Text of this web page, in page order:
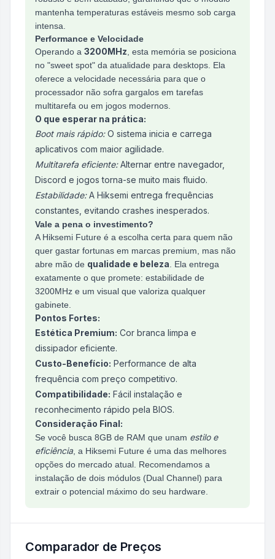
mantenha temperaturas estáveis mesmo sob carga
intensa.
Performance e Velocidade
Operando a 3200MHz , esta memória se posiciona
no "sweet spot" da atualidade para desktops. Ela
oferece a velocidade necessária para que o
processador não sofra gargalos em tarefas
multitarefa ou em jogos modernos.
O que esperar na prática:
Boot mais rápido:O sistema inicia e carrega
aplicativos com maior agilidade.
Multitarefa eficiente:Alternar entre navegador,
Discord e jogos torna-se muito mais fluido.
Estabilidade:A Hiksemi entrega frequências
constantes, evitando crashes inesperados.
Vale a pena o investimento?
A Hiksemi Future é a escolha certa para quem não
quer gastar fortunas em marcas premium, mas não
abre mão de qualidade e beleza . Ela entrega
exatamente o que promete: estabilidade de
3200MHz e um visual que valoriza qualquer
gabinete.
Pontos Fortes:
Estética Premium: Cor branca limpa e
dissipador eficiente.
Custo-Benefício: Performance de alta
frequência com preço competitivo.
Compatibilidade: Fácil instalação e
reconhecimento rápido pela BIOS.
Consideração Final:
Se você busca 8GB de RAM que unam estilo e
eficiência , a Hiksemi Future é uma das melhores
opções do mercado atual. Recomendamos a
instalação de dois módulos (Dual Channel) para
extrair o potencial máximo do seu hardware.
Comparador de Preços